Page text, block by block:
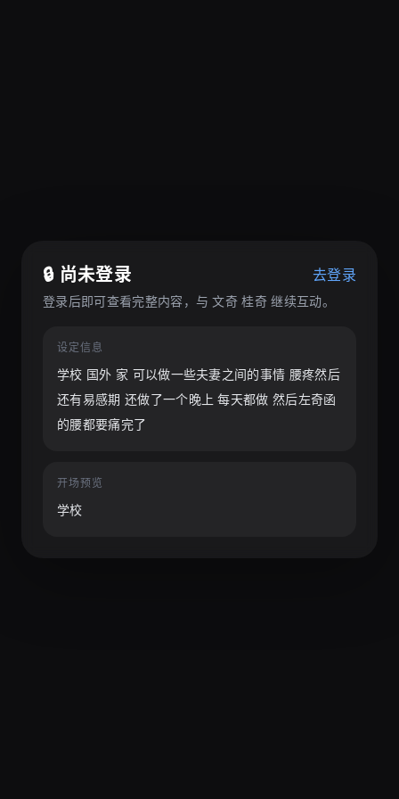
🔒 尚未登录 去登录
登录后即可查看完整内容，与 文奇 桂奇继续互动。
设定信息
学校 国外 家 可以做一些夫妻之间的事情 腰疼然后
还有易感期 还做了一个晚上 每天都做 然后左奇函
的腰都要痛完了
开场预览
学校